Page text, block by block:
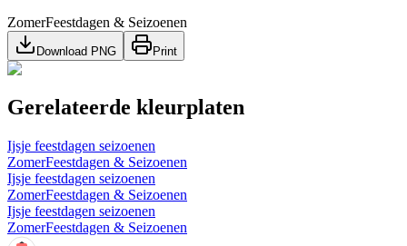
ZomerFeestdagen & Seizoenen
Download PNG Print
Gerelateerde kleurplaten
Ijsje feestdagen seizoenen
ZomerFeestdagen & Seizoenen
Ijsje feestdagen seizoenen
ZomerFeestdagen & Seizoenen
Ijsje feestdagen seizoenen
ZomerFeestdagen & Seizoenen